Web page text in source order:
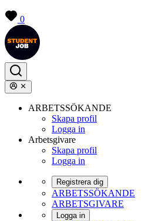
0
ARBETSSÖKANDE
Skapa profil
Logga in
Arbetsgivare
Skapa profil
Logga in
Registrera dig
ARBETSSÖKANDE
ARBETSGIVARE
Logga in